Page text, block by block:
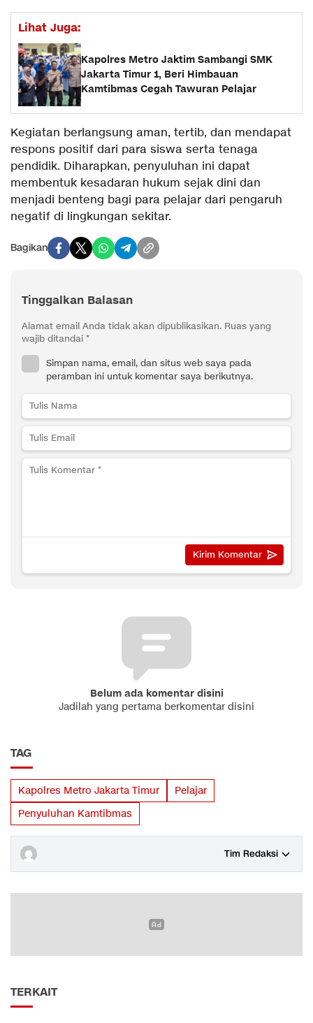
Lihat Juga:
Kapolres Metro Jaktim Sambangi SMK
Jakarta Timur 1, Beri Himbauan
Kamtibmas Cegah Tawuran Pelajar
Kegiatan berlangsung aman, tertib, dan mendapat
respons positif dari para siswa serta tenaga
pendidik. Diharapkan, penyuluhan ini dapat
membentuk kesadaran hukum sejak dini dan
menjadi benteng bagi para pelajar dari pengaruh
negatif di lingkungan sekitar.
Bagikan
Tinggalkan Balasan
Alamat email Anda tidak akan dipublikasikan. Ruas yang
wajib ditandai *
Simpan nama, email, dan situs web saya pada
peramban ini untuk komentar saya berikutnya.
Belum ada komentar disini
Jadilah yang pertama berkomentar disini
TAG
Kapolres Metro Jakarta Timur
Pelajar
Penyuluhan Kamtibmas
Tim Redaksi
TERKAIT